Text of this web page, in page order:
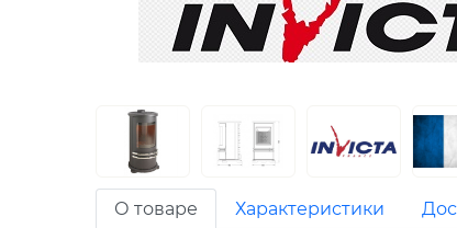
О товаре Характеристики